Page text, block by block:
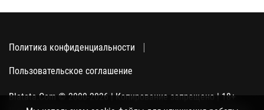
Политика конфиденциальности
Пользовательское соглашение
Blatata.Com © 2000-2026 | Копирование запрещено | 18+